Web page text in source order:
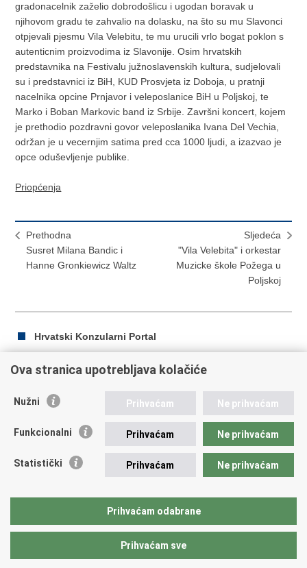
gradonacelnik zaželio dobrodošlicu i ugodan boravak u
njihovom gradu te zahvalio na dolasku, na što su mu Slavonci
otpjevali pjesmu Vila Velebitu, te mu urucili vrlo bogat poklon s
autenticnim proizvodima iz Slavonije. Osim hrvatskih
predstavnika na Festivalu južnoslavenskih kultura, sudjelovali
su i predstavnici iz BiH, KUD Prosvjeta iz Doboja, u pratnji
nacelnika opcine Prnjavor i veleposlanice BiH u Poljskoj, te
Marko i Boban Markovic band iz Srbije. Završni koncert, kojem
je prethodio pozdravni govor veleposlanika Ivana Del Vechia,
održan je u vecernjim satima pred cca 1000 ljudi, a izazvao je
opce oduševljenje publike.
Priopćenja
Prethodna
Susret Milana Bandic i
Hanne Gronkiewicz Waltz
Sljedeća
"Vila Velebita" i orkestar
Muzicke škole Požega u
Poljskoj
Hrvatski Konzularni Portal
Ispiši
Podijeli
Facebooku
Twitteru
Republika Hrvatska
Trg N.Š. Zrinskog 7-8, 10000 Zagreb
fax: +385 (0)1 4551 795, +385 (0)1 4920 149
ministarstvo@mvep.hr
Ova stranica upotrebljava kolačiće
Nužni Prihvaćam Ne prihvaćam
Funkcionalni Prihvaćam Ne prihvaćam
Statistički Prihvaćam Ne prihvaćam
Prihvaćam odabrane
Prihvaćam sve